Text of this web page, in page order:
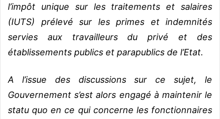
l’impôt unique sur les traitements et salaires
(IUTS) prélevé sur les primes et indemnités
servies aux travailleurs du privé et des
établissements publics et parapublics de l’Etat.
A l’issue des discussions sur ce sujet, le
Gouvernement s’est alors engagé à maintenir le
statu quo en ce qui concerne les fonctionnaires